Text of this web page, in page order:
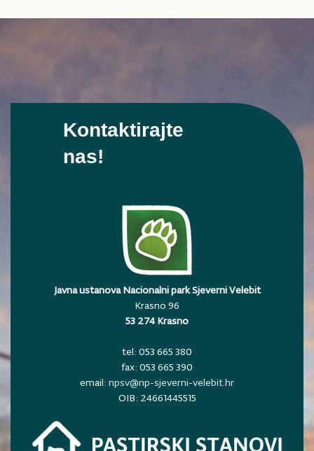
Kontaktirajte
nas!
Javna ustanova Nacionalni park Sjeverni Velebit
Krasno 96
53 274 Krasno
tel: 053 665 380
fax: 053 665 390
email: npsv@np-sjeverni-velebit.hr
OIB: 24661445515